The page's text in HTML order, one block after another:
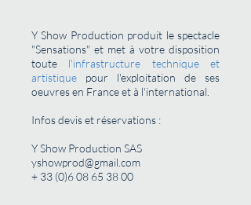
Y Show Production produit le spectacle
"Sensations" et met à votre disposition
toute l'infrastructure technique et
artistique pour l'exploitation de ses
oeuvres en France et à l'international.
Infos devis et réservations :
Y Show Production SAS
yshowprod@gmail.com
+ 33 (0)6 08 65 38 00